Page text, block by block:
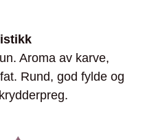
Aroma av karve,
Rund, god fylde og